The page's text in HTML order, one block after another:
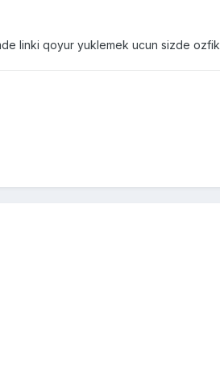
linki qoyur yuklemek ucun sizde